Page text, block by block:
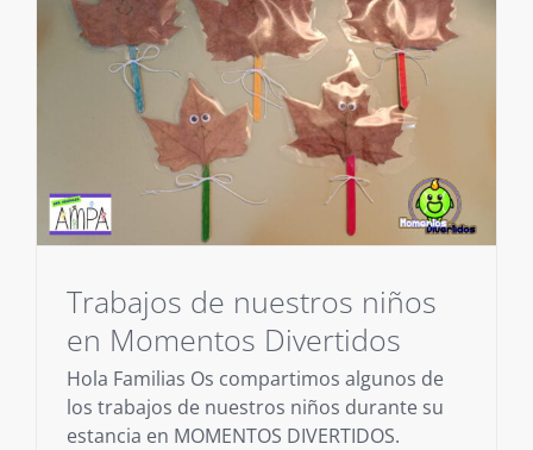
Trabajos de nuestros niños
en Momentos Divertidos
Hola Familias Os compartimos algunos de
los trabajos de nuestros niños durante su
estancia en MOMENTOS DIVERTIDOS.